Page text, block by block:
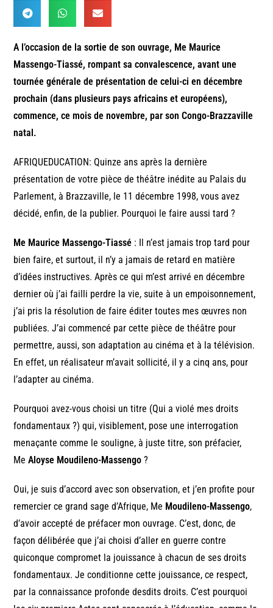
A l’occasion de la sortie de son ouvrage, Me Maurice
Massengo-Tiassé, rompant sa convalescence, avant une
tournée générale de présentation de celui-ci en décembre
prochain (dans plusieurs pays africains et européens),
commence, ce mois de novembre, par son Congo-Brazzaville
natal.
AFRIQUEDUCATION: Quinze ans après la dernière
présentation de votre pièce de théâtre inédite au Palais du
Parlement, à Brazzaville, le 11 décembre 1998, vous avez
décidé, enfin, de la publier. Pourquoi le faire aussi tard ?
Me Maurice Massengo-Tiassé : Il n’est jamais trop tard pour
bien faire, et surtout, il n’y a jamais de retard en matière
d’idées instructives. Après ce qui m’est arrivé en décembre
dernier où j’ai failli perdre la vie, suite à un empoisonnement,
j’ai pris la résolution de faire éditer toutes mes œuvres non
publiées. J’ai commencé par cette pièce de théâtre pour
permettre, aussi, son adaptation au cinéma et à la télévision.
En effet, un réalisateur m’avait sollicité, il y a cinq ans, pour
l’adapter au cinéma.
Pourquoi avez-vous choisi un titre (Qui a violé mes droits
fondamentaux ?) qui, visiblement, pose une interrogation
menaçante comme le souligne, à juste titre, son préfacier,
MeAloyse Moudileno-Massengo ?
Oui, je suis d’accord avec son observation, et j’en profite pour
remercier ce grand sage d’Afrique, Me Moudileno-Massengo,
d’avoir accepté de préfacer mon ouvrage. C’est, donc, de
façon délibérée que j’ai choisi d’aller en guerre contre
quiconque compromet la jouissance à chacun de ses droits
fondamentaux. Je conditionne cette jouissance, ce respect,
par la connaissance profonde desdits droits. C’est pourquoi